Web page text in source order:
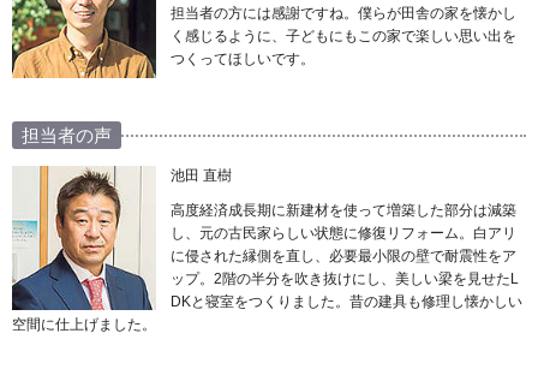
担当者の方には感謝ですね。僕らが田舎の家を懐かし
く感じるように、子どもにもこの家で楽しい思い出を
つくってほしいです。
担当者の声
池田 直樹
高度経済成長期に新建材を使って増築した部分は減築
し、元の古民家らしい状態に修復リフォーム。白アリ
に侵された縁側を直し、必要最小限の壁で耐震性をア
ップ。2階の半分を吹き抜けにし、美しい梁を見せたL
DKと寝室をつくりました。昔の建具も修理し懐かしい
空間に仕上げました。